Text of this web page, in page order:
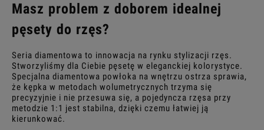
Kolekcja: (wybierz)
Cena: (wybierz)
Promocja: (wybierz)
Masz problem z doborem idealnej
pęsety do rzęs?
Seria diamentowa to innowacja na rynku stylizacji rzęs.
Stworzyliśmy dla Ciebie pęsetę w eleganckiej kolorystyce.
Specjalna diamentowa powłoka na wnętrzu ostrza sprawia,
że kępka w metodach wolumetrycznych trzyma się
precyzyjnie i nie przesuwa się, a pojedyncza rzęsa przy
metodzie 1:1 jest stabilna, dzięki czemu łatwiej ją
kierunkować.